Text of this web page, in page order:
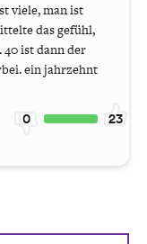
viele, man ist
das gefühl,
ist dann der
ein jahrzehnt
0 23